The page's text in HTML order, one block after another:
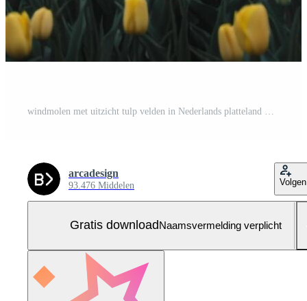
arcadesign
93.476 Middelen Volgen
Gratis downloadNaamsvermelding verplicht